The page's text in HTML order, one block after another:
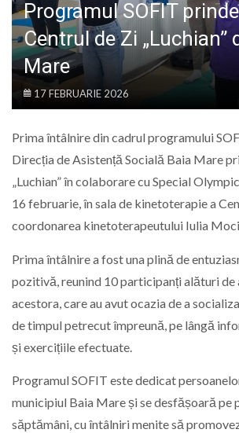
Programul SOFIT
Centrul de Zi „Luchian”
Mare
17 FEBRUARIE 2026
Prima întâlnire din cadrul programului
Direcția de Asistență Socială Baia Mare
„Luchian” în colaborare cu Special
16 februarie, în sala de kinetoterapie a
coordonarea kinetoterapeutului Iulia
Prima întâlnire a fost una plină de
pozitivă, reunind 10 participanți alături
acestora, care au avut ocazia de a
de timpul petrecut împreună, pe lângă
și exercițiile efectuate.
Programul SOFIT este dedicat
municipiul Baia Mare și se desfășoară pe
săptămâni, cu întâlniri menite să